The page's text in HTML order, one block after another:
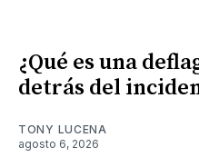
¿Qué es una
detrás del
TONY LUCENA
agosto 6, 2026